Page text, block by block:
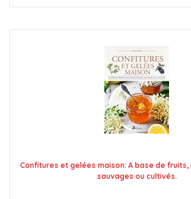
couleurs - A8)
Confitures et gelées maison: A base de
sauvages ou cultivés.